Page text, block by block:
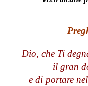
Dio, che Ti
il gran
e di portare